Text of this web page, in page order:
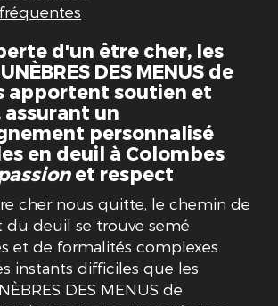
d'un être cher, les
DES MENUS de
apportent soutien et
un
personnalisé
en deuil à Colombes
et respect
cher nous quitte, le chemin de
du deuil se trouve semé
et de formalités complexes.
instants difficiles que les
DES MENUS de